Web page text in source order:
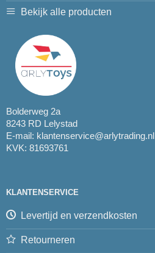
Bekijk alle producten
Bolderweg 2a
8243 RD Lelystad
E-mail: klantenservice@arlytrading.nl
KVK: 81693761
KLANTENSERVICE
Levertijd en verzendkosten
Retourneren